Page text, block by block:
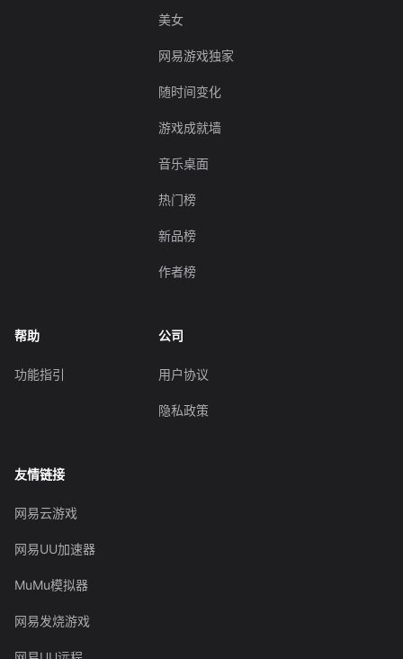
美女
网易游戏独家
随时间变化
游戏成就墙
音乐桌面
热门榜
新品榜
作者榜
帮助
功能指引
公司
用户协议
隐私政策
友情链接
网易云游戏
网易UU加速器
MuMu模拟器
网易发烧游戏